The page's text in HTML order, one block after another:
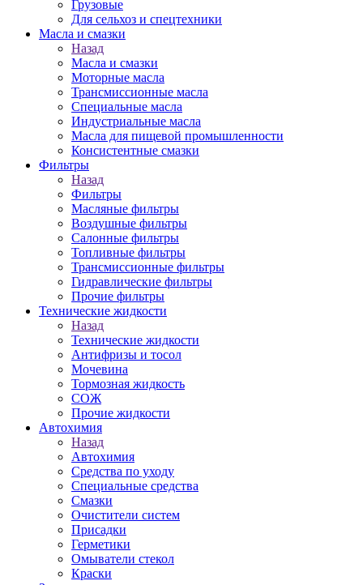
Грузовые
Для сельхоз и спецтехники
Масла и смазки
Назад
Масла и смазки
Моторные масла
Трансмиссионные масла
Специальные масла
Индустриальные масла
Масла для пищевой промышленности
Консистентные смазки
Фильтры
Назад
Фильтры
Масляные фильтры
Воздушные фильтры
Салонные фильтры
Топливные фильтры
Трансмиссионные фильтры
Гидравлические фильтры
Прочие фильтры
Технические жидкости
Назад
Технические жидкости
Антифризы и тосол
Мочевина
Тормозная жидкость
СОЖ
Прочие жидкости
Автохимия
Назад
Автохимия
Средства по уходу
Специальные средства
Смазки
Очистители систем
Присадки
Герметики
Омыватели стекол
Краски